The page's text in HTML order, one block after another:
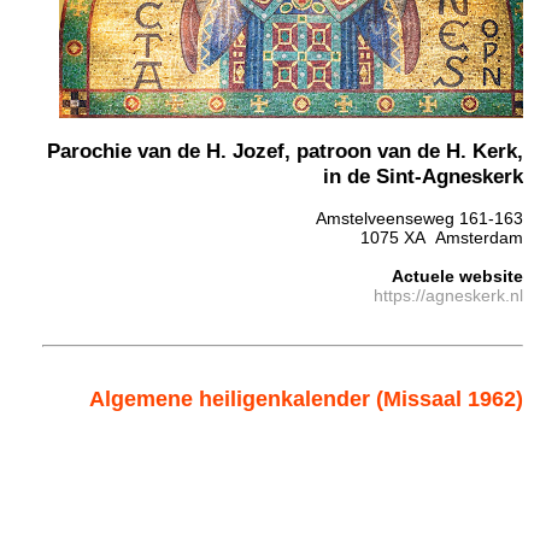
Parochie van de H. Jozef, patroon van de H. Kerk,
in de Sint-Agneskerk
Amstelveenseweg 161-163
1075 XA Amsterdam
Actuele website
https://agneskerk.nl
Algemene heiligenkalender (Missaal 1962)